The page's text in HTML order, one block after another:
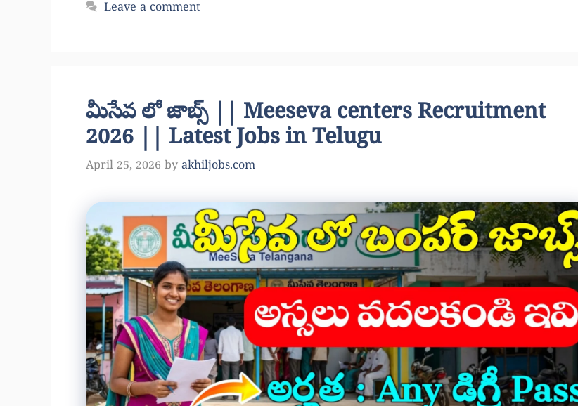
Leave a comment
మీసేవ లో జాబ్స్ || Meeseva centers Recruitment
2026 || Latest Jobs in Telugu
April 25, 2026 by akhiljobs.com